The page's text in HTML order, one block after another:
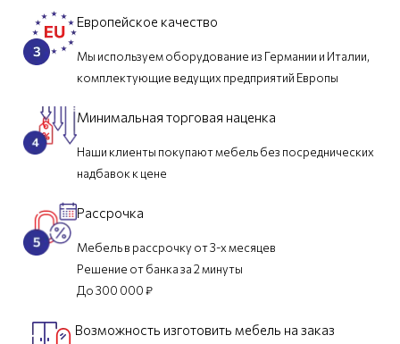
Европейское качество
Мы используем оборудование из Германии и Италии,
комплектующие ведущих предприятий Европы
Минимальная торговая наценка
Наши клиенты покупают мебель без посреднических
надбавок к цене
Рассрочка
Мебель в рассрочку от 3-х месяцев
Решение от банка за 2 минуты
До 300 000 ₽
Возможность изготовить мебель на заказ